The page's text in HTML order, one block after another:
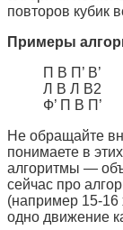
повторов кубик
Примеры
П В П’ В’
Л В Л В2
Ф’ П В П’
Не обращайте
понимаете в
алгоритмы —
сейчас про
(например 15-16
одно движение